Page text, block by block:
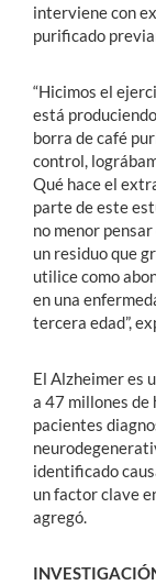
interviene con
purificado
“Hicimos el
está
borra de café
control,
Qué hace el
parte de este
no menor
un residuo que
utilice como
en una
tercera edad”,
El Alzheimer es
a 47 millones de
pacientes
identificado
un factor clave
agregó.